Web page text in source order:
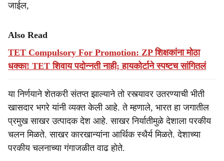
जाईल,
Also Read
TET Compulsory For Promotion: ZP शिक्षकांना मोठा
धक्का! TET शिवाय पदोन्नती नाही; हायकोर्टाने स्पष्टच सांगितलं
या निर्णयाने शेतकरी संतप्त झाल्याने तो रस्त्यावर उतरण्याची भीती
खासदार भगरे यांनी व्यक्त केली आहे. ते म्हणाले, भारत हा जगातील
प्रमुख साखर उत्पादक देश आहे. साखर निर्यातीमुळे देशाला परकीय
चलन मिळते. साखर कारखान्यांना आर्थिक स्थैर्य मिळते. देशाच्या
परकीय चलनाच्या गंगाजळीत वाढ होते.